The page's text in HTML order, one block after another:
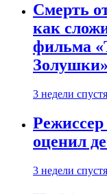
Смерть
как
фильма
Золушки»
3 недели спустя
оценил
3 недели спустя